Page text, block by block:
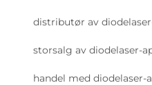
distributør av
storsalg av diodelaser-
handel med